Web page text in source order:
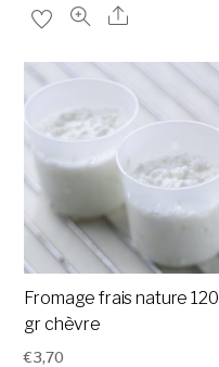
Fromage frais nature 120
gr chèvre
€3,70